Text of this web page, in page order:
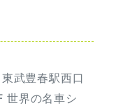
武豊春駅西口
世界の名車シ